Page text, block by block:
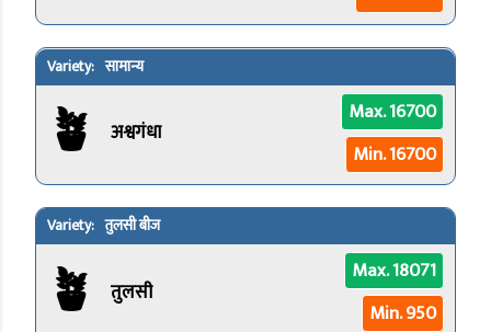
सामान्य
🪴 अश्वगंधा
Max. 16700
Min. 16700
तुलसी बीज
🪴 तुलसी
Max. 18071
Min. 950